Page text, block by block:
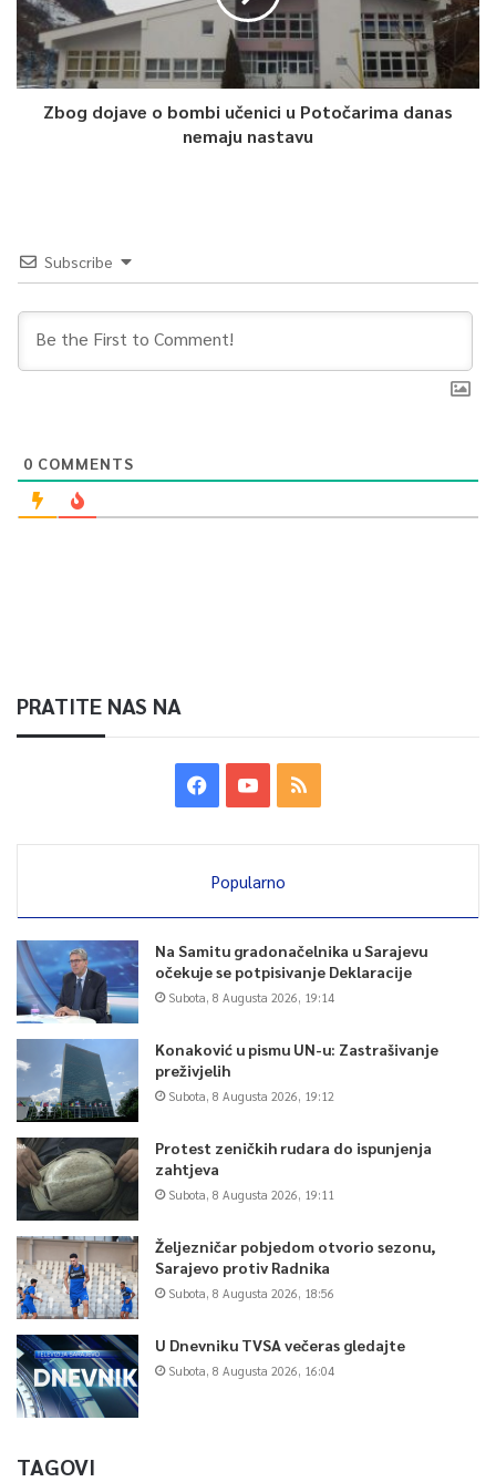
Zbog dojave o bombi učenici u Potočarima danas
nemaju nastavu
Subscribe
0 COMMENTS
PRATITE NAS NA
Popularno
Na Samitu gradonačelnika u Sarajevu
očekuje se potpisivanje Deklaracije
Subota, 8 Augusta 2026, 19:14
Konaković u pismu UN-u: Zastrašivanje
preživjelih
Subota, 8 Augusta 2026, 19:12
Protest zeničkih rudara do ispunjenja
zahtjeva
Subota, 8 Augusta 2026, 19:11
Željezničar pobjedom otvorio sezonu,
Sarajevo protiv Radnika
Subota, 8 Augusta 2026, 18:56
U Dnevniku TVSA večeras gledajte
Subota, 8 Augusta 2026, 16:04
TAGOVI